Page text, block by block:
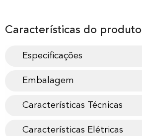
Características do produto
Especificações
Embalagem
Características Técnicas
Características Elétricas